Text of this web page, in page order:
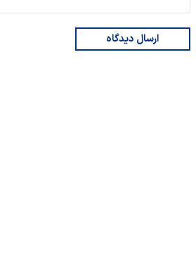
ارسال دیدگاه